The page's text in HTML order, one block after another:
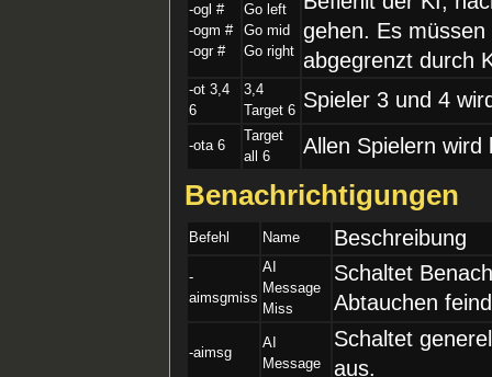
-ogl #
-ogm #
-ogr #
Go left
Go mid
Go right
gehen. Es
abgegrenzt durch
-ot 3,4
6
3,4
Target 6 Spieler 3 und 4
-ota 6
Target
all 6
Allen Spielern
Benachrichtigungen
Befehl Name Beschreibung
-
aimsgmiss
AI
Message
Miss
Schaltet
Abtauchen
-aimsg
AI
Message
Schaltet
aus.